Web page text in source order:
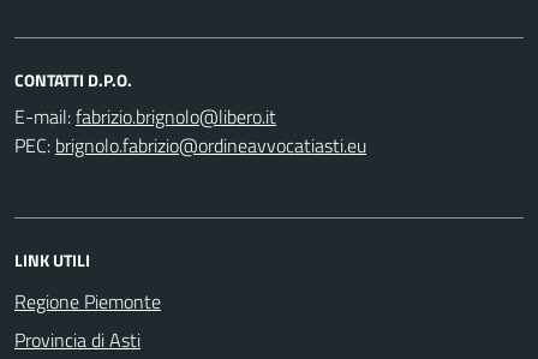
CONTATTI D.P.O.
E-mail:
PEC:
LINK UTILI
Regione Piemonte
Provincia di Asti